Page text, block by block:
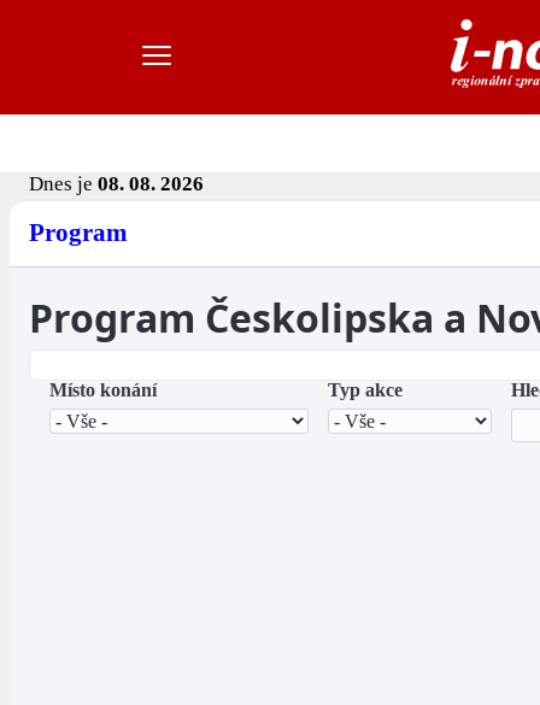
Dnes je 08. 08. 2026
Program
Program Českolipska a
Místo konání Typ akce